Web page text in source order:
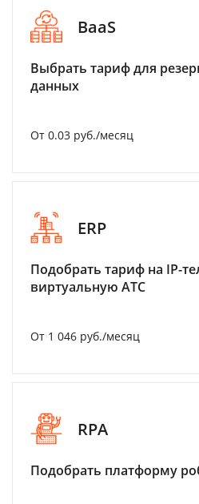
BaaS
Выбрать тариф для
данных
От 0.03 руб./месяц
ERP
Подобрать тариф на IP-
виртуальную АТС
От 1 046 руб./месяц
RPA
Подобрать платформу